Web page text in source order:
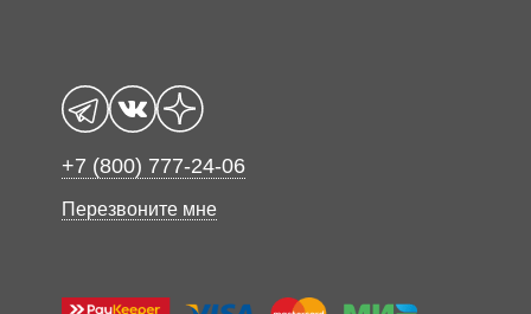
+7 (800) 777-24-06
Перезвоните мне